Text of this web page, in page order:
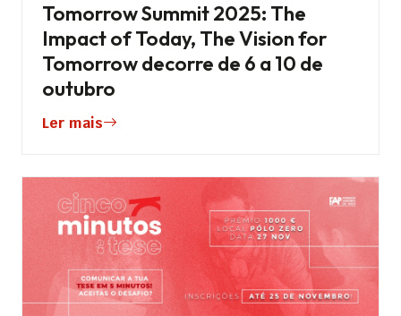
Tomorrow Summit 2025: The
Impact of Today, The Vision for
Tomorrow decorre de 6 a 10 de
outubro
Ler mais